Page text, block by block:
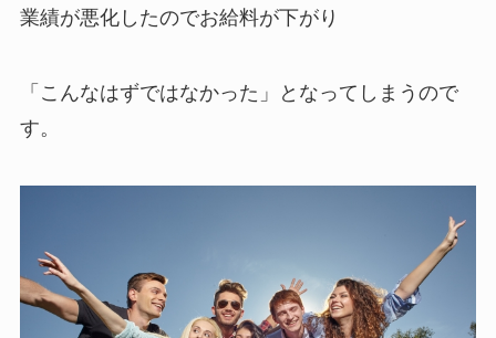
業績が悪化したのでお給料が下がり
「こんなはずではなかった」となってしまうので
す。